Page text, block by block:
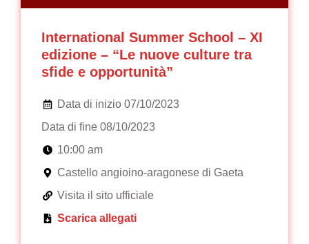
International Summer School – XI
edizione – “Le nuove culture tra
sfide e opportunità”
Data di inizio 07/10/2023
Data di fine 08/10/2023
10:00 am
Castello angioino-aragonese di Gaeta
Visita il sito ufficiale
Scarica allegati